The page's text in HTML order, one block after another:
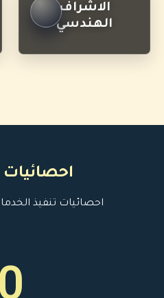
الاشراف
الهندسي
احصائيات تنفيذ
0